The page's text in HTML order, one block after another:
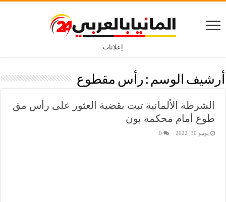
إعلانات
أرشيف الوسم : رأس مقطوع
الشرطة الألمانية تبت بقضية العثور على رأس مق
طوع أمام محكمة بون
يونيو 30, 2022 0